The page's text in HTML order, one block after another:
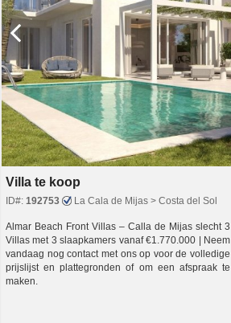
Villa te koop
ID#: 192753 La Cala de Mijas > Costa del Sol
Almar Beach Front Villas – Calla de Mijas slecht 3
Villas met 3 slaapkamers vanaf €1.770.000 | Neem
vandaag nog contact met ons op voor de volledige
prijslijst en plattegronden of om een afspraak te
maken.